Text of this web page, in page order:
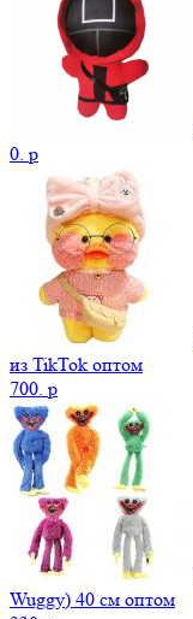
0. p
из TikTok оптом
700. p
Wuggy) 40 см оптом